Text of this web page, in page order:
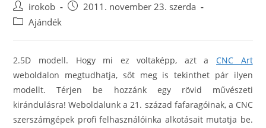
Post
author:
irokob
Post2011. november 23. szerda
PostAjándék
2.5D modell. Hogy mi ez voltaképp, azt aCNC Art
weboldalon megtudhatja, sőt meg is tekinthet pár ilyen
modellt. Térjen be hozzánk egy rövid művészeti
kirándulásra! Weboldalunk a 21. század fafaragóinak, a CNC
szerszámgépek profi felhasználóinka alkotásait mutatja be.